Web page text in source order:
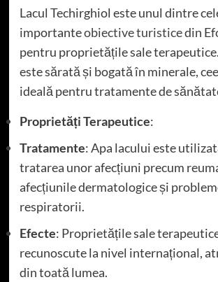
Lacul Techirghiol este unul dintre
importanteobiective turisticedin
pentru proprietățile sale
este sărată și bogată în minerale,
ideală pentru tratamente de
Proprietăți Terapeutice:
Tratamente: Apa lacului este
tratarea unor afecțiuni precum
afecțiunile dermatologice și
respiratorii.
Efecte: Proprietățile sale
recunoscute la nivel internațional,
din toată lumea.